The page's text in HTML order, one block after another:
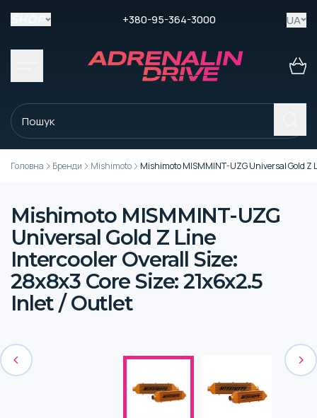
+380-95-364-3000 UA
Головна Бренди Mishimoto Mishimoto MISMMINT-UZG Universal Gold Z
Mishimoto MISMMINT-UZG
Universal Gold Z Line
Intercooler Overall Size:
28x8x3 Core Size: 21x6x2.5
Inlet / Outlet